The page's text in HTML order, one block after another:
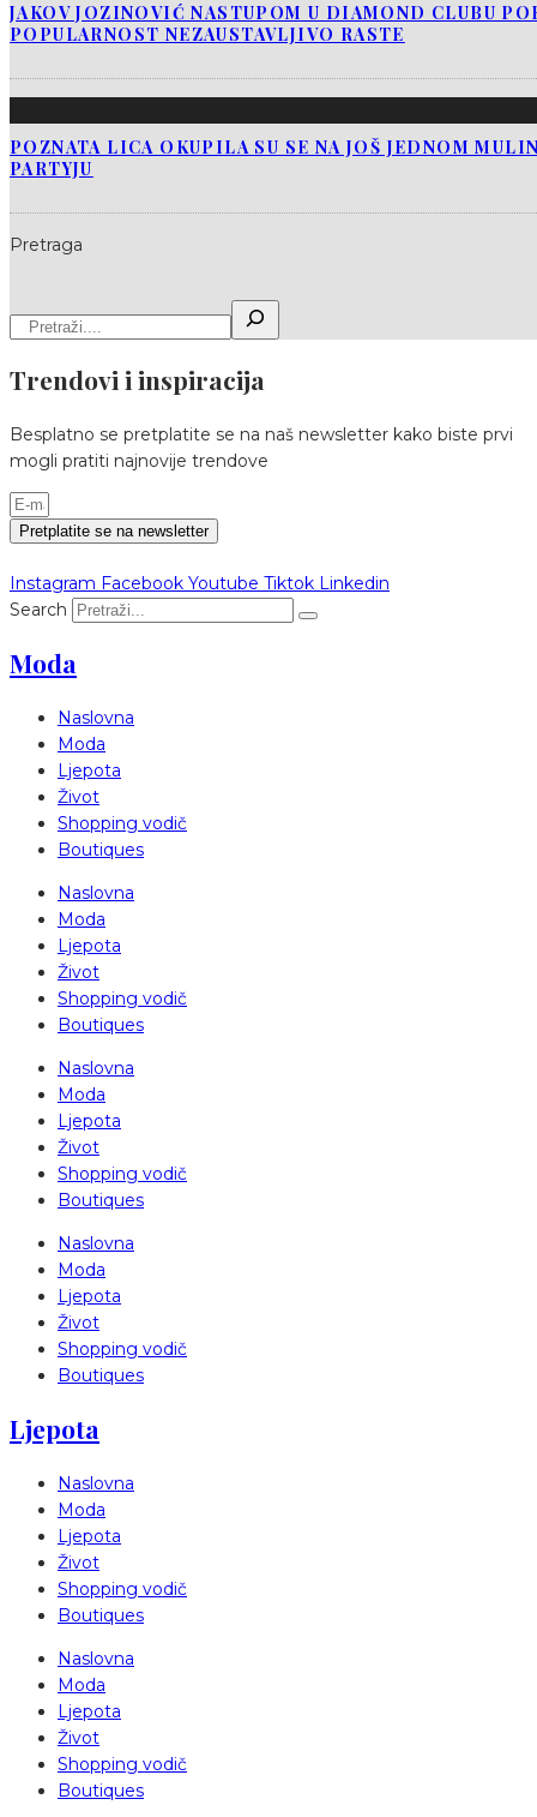
JAKOV JOZINOVIĆ NASTUPOM U DIAMOND CLUBU
POPULARNOST NEZAUSTAVLJIVO RASTE
POZNATA LICA OKUPILA SU SE NA JOŠ JEDNOM
PARTYJU
Pretraga
Trendovi i inspiracija
Besplatno se pretplatite se na naš newsletter kako biste prvi
mogli pratiti najnovije trendove
Pretplatite se na newsletter
Instagram Facebook Youtube Tiktok Linkedin
Search
Moda
Naslovna
Moda
Ljepota
Život
Shopping vodič
Boutiques
Naslovna
Moda
Ljepota
Život
Shopping vodič
Boutiques
Naslovna
Moda
Ljepota
Život
Shopping vodič
Boutiques
Naslovna
Moda
Ljepota
Život
Shopping vodič
Boutiques
Ljepota
Naslovna
Moda
Ljepota
Život
Shopping vodič
Boutiques
Naslovna
Moda
Ljepota
Život
Shopping vodič
Boutiques